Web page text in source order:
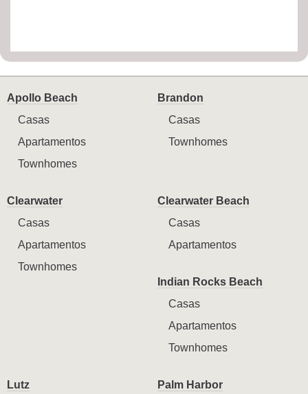
Apollo Beach
Casas
Apartamentos
Townhomes
Brandon
Casas
Townhomes
Clearwater
Casas
Apartamentos
Townhomes
Clearwater Beach
Casas
Apartamentos
Indian Rocks Beach
Casas
Apartamentos
Townhomes
Lutz
Palm Harbor